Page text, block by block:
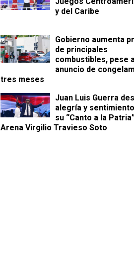
y del Caribe
Gobierno aumenta
de principales
combustibles, pese
anuncio de
tres meses
Juan Luis Guerra
alegría y
su “Canto a la
Arena Virgilio Travieso Soto